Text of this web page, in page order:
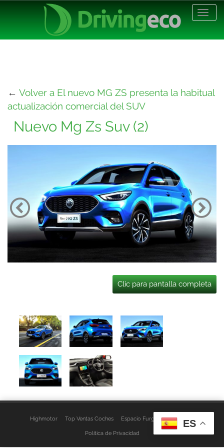
← Volver a El nuevo MG ZS presenta la habitual
actualización comercial del SUV
Nuevo Mg Zs Suv (2)
Clic para pantalla completa
Highmotor Top Ventas Coches Espacio Furgo Aviso Legal
Política de Privacidad
ES